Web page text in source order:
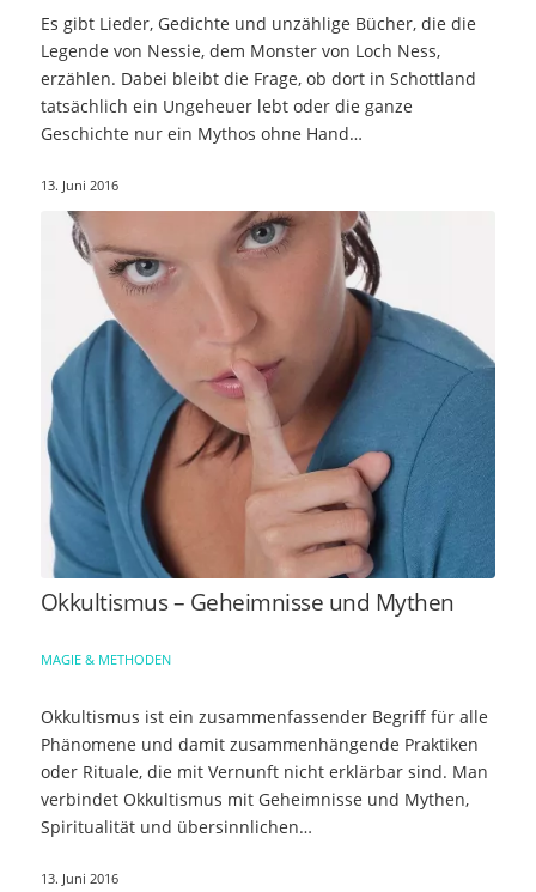
Es gibt Lieder, Gedichte und unzählige Bücher, die die
Legende von Nessie, dem Monster von Loch Ness,
erzählen. Dabei bleibt die Frage, ob dort in Schottland
tatsächlich ein Ungeheuer lebt oder die ganze
Geschichte nur ein Mythos ohne Hand…
13. Juni 2016
Okkultismus – Geheimnisse und Mythen
MAGIE & METHODEN
Okkultismus ist ein zusammenfassender Begriff für alle
Phänomene und damit zusammenhängende Praktiken
oder Rituale, die mit Vernunft nicht erklärbar sind. Man
verbindet Okkultismus mit Geheimnisse und Mythen,
Spiritualität und übersinnlichen…
13. Juni 2016